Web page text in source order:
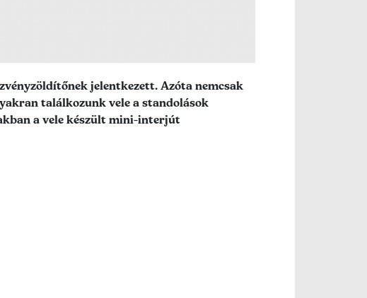
jelentkezett. Azóta nemcsak
találkozunk vele a standolások
a vele készült mini-interjút